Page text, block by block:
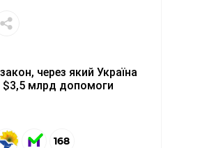
через який Україна
$3,5 млрд допомоги
168